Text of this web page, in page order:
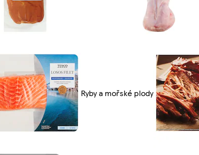
Ryby a mořské plody